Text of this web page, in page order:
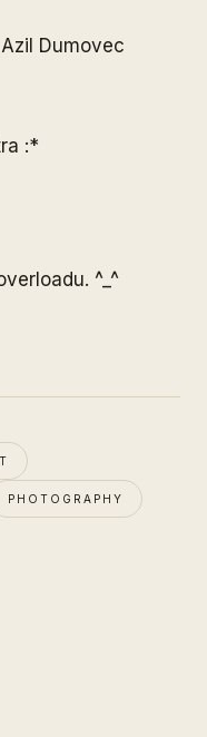
Dumovec
:*
^_^
PHOTOGRAPHY